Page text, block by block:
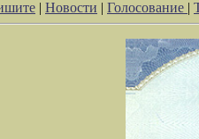
| Новости | Голосование |